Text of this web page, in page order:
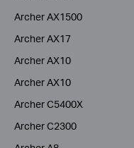
Archer AX1500
Archer AX17
Archer AX10
Archer AX10
Archer C5400X
Archer C2300